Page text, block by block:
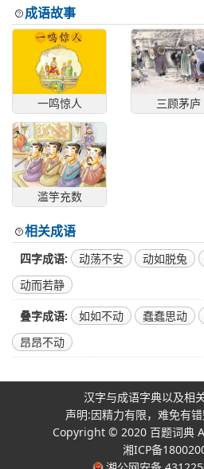
成语故事
一鸣惊人 三顾茅庐
滥竽充数
相关成语
四字成语 动荡不安 动如脱兔
动而若静
叠字成语 如如不动 蠢蠢思动
昂昂不动
汉字与成语字典以及相
声明:因精力有限，难免有错
Copyright © 2020 百题词典
湘ICP备